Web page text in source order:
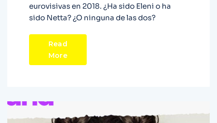
eurovisivas en 2018. ¿Ha sido Eleni o ha
sido Netta? ¿O ninguna de las dos?
Read
More